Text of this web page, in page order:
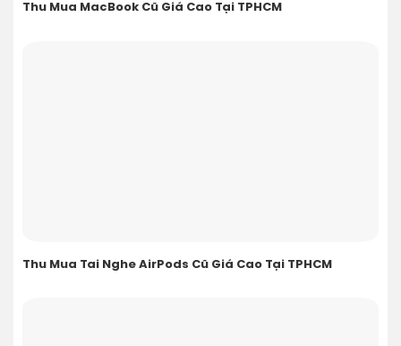
Thu Mua MacBook Cũ Giá Cao Tại TPHCM
Thu Mua Tai Nghe AirPods Cũ Giá Cao Tại TPHCM